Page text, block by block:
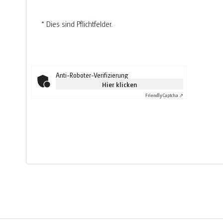
* Dies sind Pflichtfelder.
Anti-Roboter-Verifizierung
Hier klicken
FriendlyCaptcha ⇗